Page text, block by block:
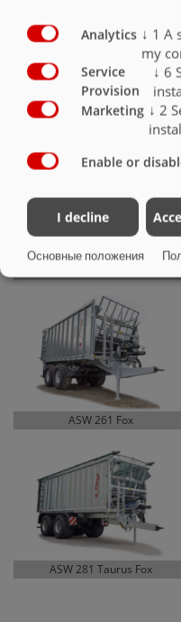
ПОЖАЛУЙСТА,
ЖЕЛАЕМЫЙ
ASW 261 Fox
ASW 281 Taurus Fox
Analytics ↓ 1 A
my
Service
Provision
↓ 6
Marketing ↓ 2
Enable or
I decline
Основные положения